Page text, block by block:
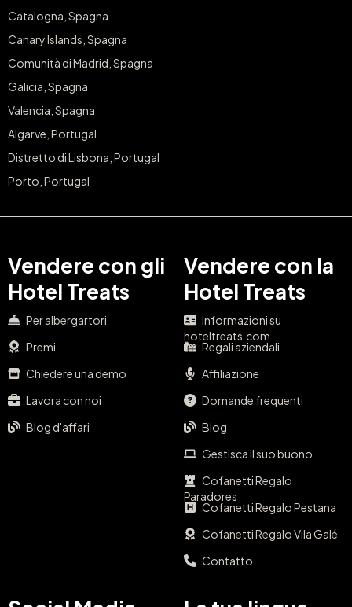
Catalogna, Spagna
Canary Islands, Spagna
Comunità di Madrid, Spagna
Galicia, Spagna
Valencia, Spagna
Algarve, Portugal
Distretto di Lisbona, Portugal
Porto, Portugal
Vendere con gli
Hotel Treats
Per albergartori
Premi
Chiedere una demo
Lavora con noi
Blog d'affari
Vendere con la
Hotel Treats
Informazioni su
hoteltreats.com
Regali aziendali
Affiliazione
Domande frequenti
Blog
Gestisca il suo buono
Cofanetti Regalo
Paradores
Cofanetti Regalo Pestana
Cofanetti Regalo Vila Galé
Contatto